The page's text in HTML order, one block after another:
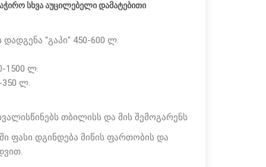
სხვა აუცილებელი დამატებითი
დადგენა "გაპი" 450-600 ლ.
1500 ლ.
350 ლ.
თბილისს და მის შემოგარენს
ფასი დგინდება მიწის ფართობის და